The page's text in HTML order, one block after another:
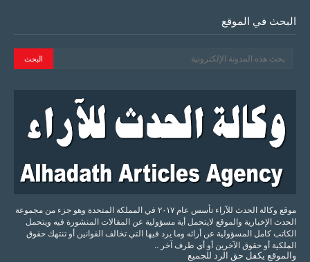
البحث في الموقع
موقع وكالة الحدث للآراء تأسس عام ٢٠١٧ في المملكة المتحدة وهو جزء من مجموعة
الحدث الإخبارية والموقع لايتحمل أية مسؤولية عن المقالات المنشورة فيه ويتحمل
الكاتب كامل المسؤولية عن أرائه وما يرد فيها التي تخالف القوانين أو تنتهك حقوق
الملكية أو حقوق الآخرين أو أي طرف آخر ..
والموقع يكفل حق الرد للجميع